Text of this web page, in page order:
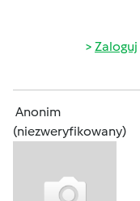
Zaloguj
Anonim
(niezweryfikowany)